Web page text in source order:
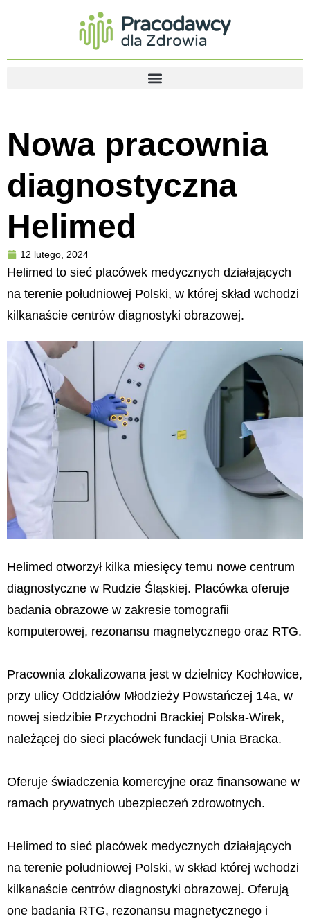
Nowa pracownia
diagnostyczna
Helimed
12 lutego, 2024
Helimed to sieć placówek medycznych działających
na terenie południowej Polski, w której skład wchodzi
kilkanaście centrów diagnostyki obrazowej.
Helimed otworzył kilka miesięcy temu nowe centrum
diagnostyczne w Rudzie Śląskiej. Placówka oferuje
badania obrazowe w zakresie tomografii
komputerowej, rezonansu magnetycznego oraz RTG.
Pracownia zlokalizowana jest w dzielnicy Kochłowice,
przy ulicy Oddziałów Młodzieży Powstańczej 14a, w
nowej siedzibie Przychodni Brackiej Polska-Wirek,
należącej do sieci placówek fundacji Unia Bracka.
Oferuje świadczenia komercyjne oraz finansowane w
ramach prywatnych ubezpieczeń zdrowotnych.
Helimed to sieć placówek medycznych działających
na terenie południowej Polski, w skład której wchodzi
kilkanaście centrów diagnostyki obrazowej. Oferują
one badania RTG, rezonansu magnetycznego i